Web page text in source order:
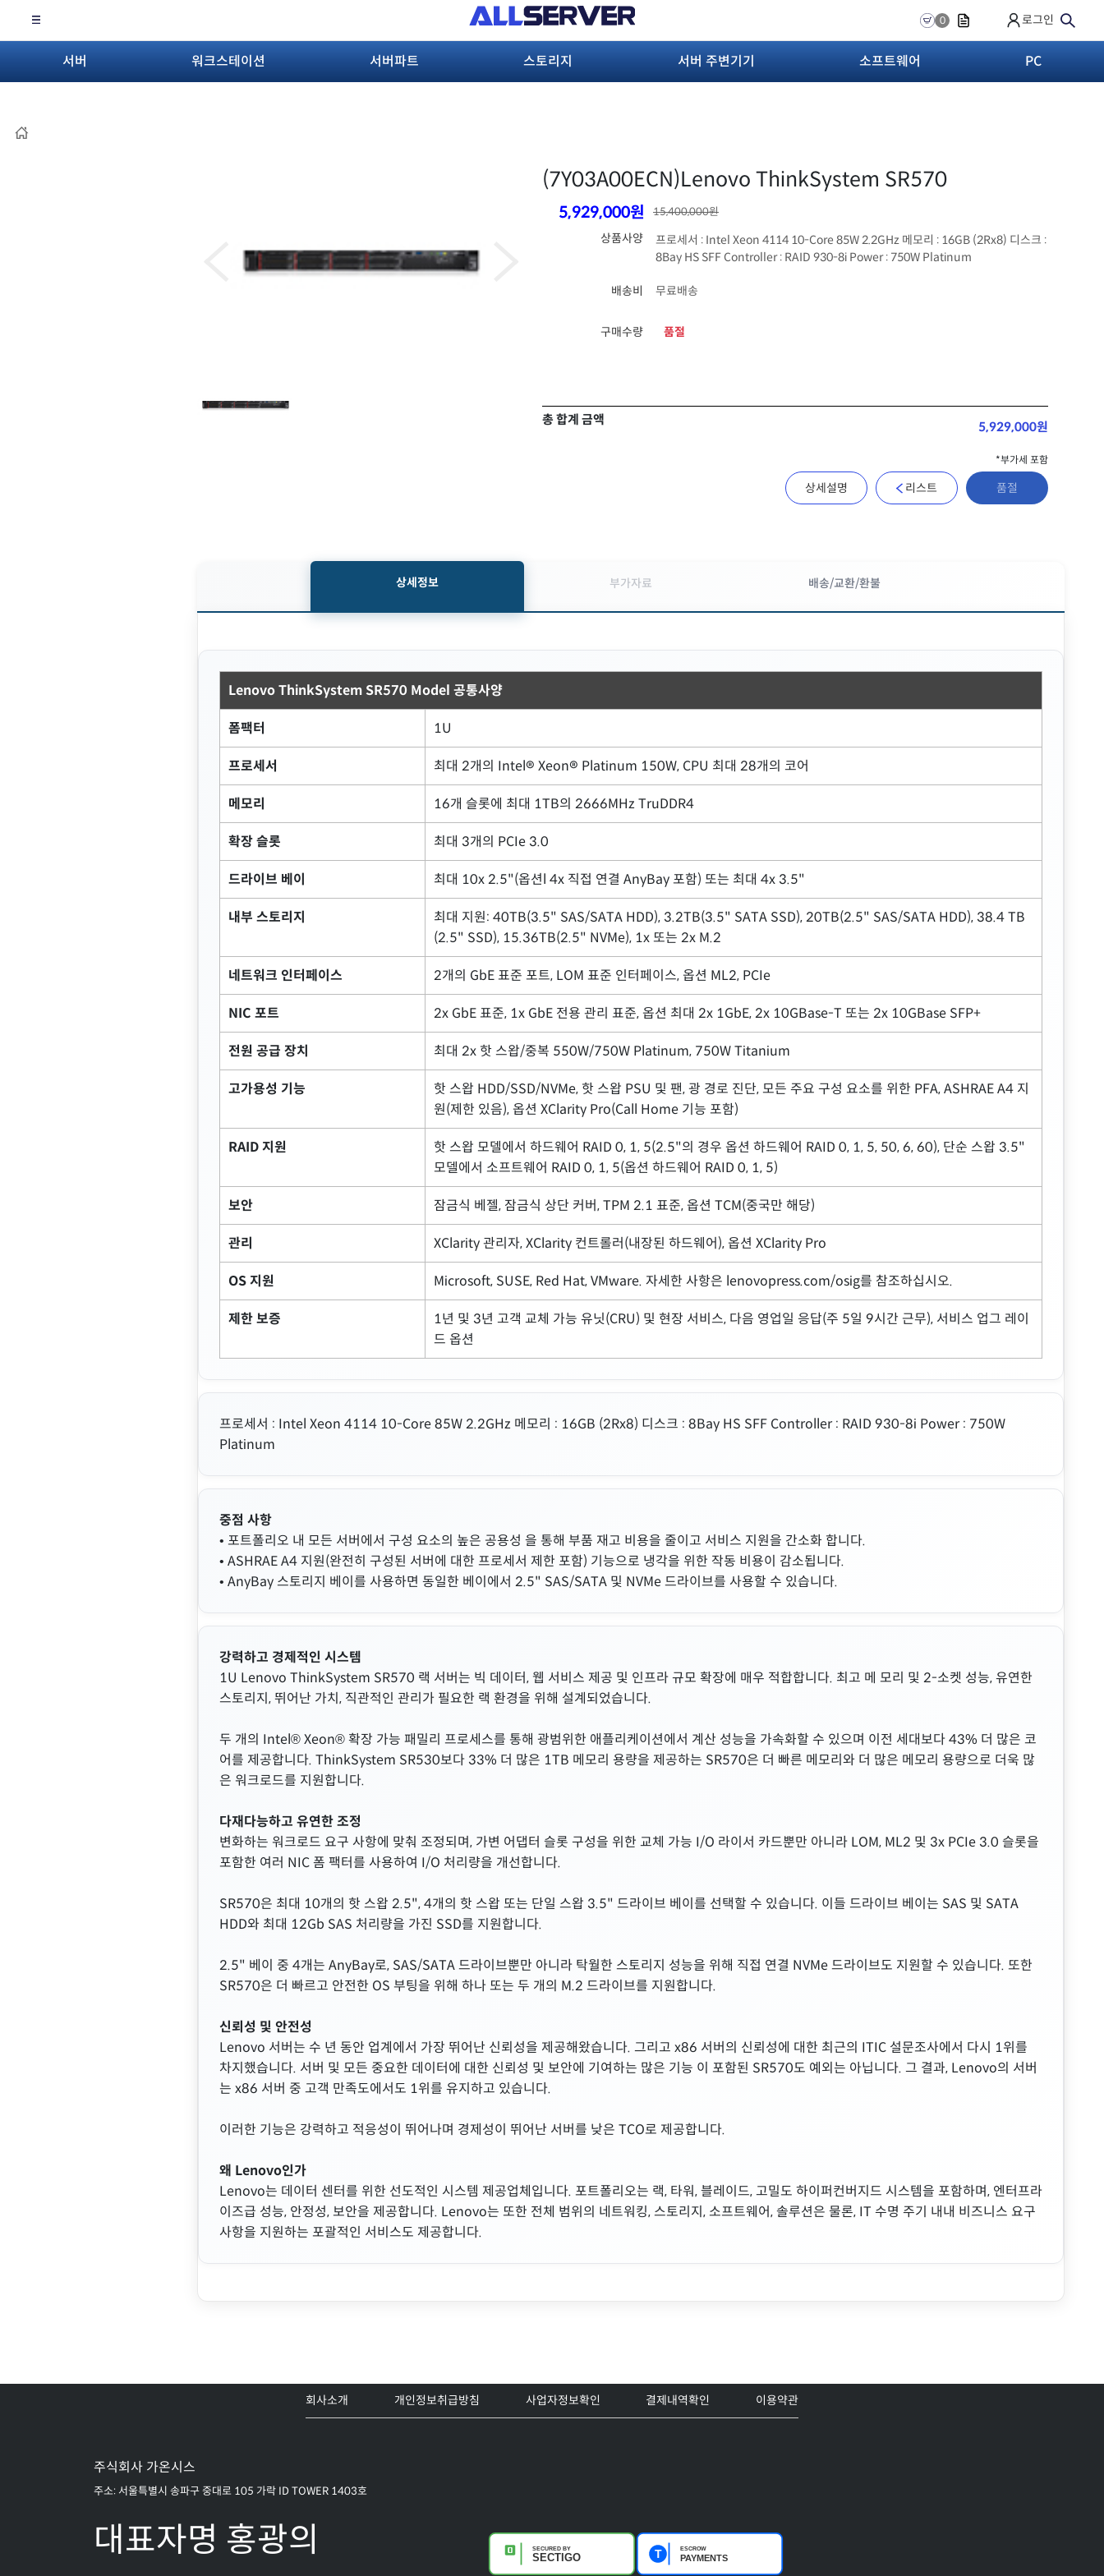
0 로그인
서버 워크스테이션 서버파트 스토리지 서버 주변기기 소프트웨어 PC
(7Y03A00ECN)Lenovo ThinkSystem SR570
5,929,000원 15,400,000원
상품사양
프로세서 : Intel Xeon 4114 10-Core 85W 2.2GHz 메모리 : 16GB (2Rx8) 디스크 :
8Bay HS SFF Controller : RAID 930-8i Power : 750W Platinum
배송비 무료배송
구매수량 품절
총 합계 금액 5,929,000원
*부가세 포함
상세설명 리스트 품절
상세정보 부가자료 배송/교환/환불
Lenovo ThinkSystem SR570 Model 공통사양
폼팩터 1U
프로세서 최대 2개의 Intel® Xeon® Platinum 150W, CPU 최대 28개의 코어
메모리 16개 슬롯에 최대 1TB의 2666MHz TruDDR4
확장 슬롯 최대 3개의 PCIe 3.0
드라이브 베이 최대 10x 2.5"(옵션l 4x 직접 연결 AnyBay 포함) 또는 최대 4x 3.5"
내부 스토리지
최대 지원: 40TB(3.5" SAS/SATA HDD), 3.2TB(3.5" SATA SSD), 20TB(2.5" SAS/SATA HDD), 38.4 TB
(2.5" SSD), 15.36TB(2.5" NVMe), 1x 또는 2x M.2
네트워크 인터페이스 2개의 GbE 표준 포트, LOM 표준 인터페이스, 옵션 ML2, PCIe
NIC 포트 2x GbE 표준, 1x GbE 전용 관리 표준, 옵션 최대 2x 1GbE, 2x 10GBase-T 또는 2x 10GBase SFP+
전원 공급 장치 최대 2x 핫 스왑/중복 550W/750W Platinum, 750W Titanium
고가용성 기능
핫 스왑 HDD/SSD/NVMe, 핫 스왑 PSU 및 팬, 광 경로 진단, 모든 주요 구성 요소를 위한 PFA, ASHRAE A4 지
원(제한 있음), 옵션 XClarity Pro(Call Home 기능 포함)
RAID 지원
핫 스왑 모델에서 하드웨어 RAID 0, 1, 5(2.5"의 경우 옵션 하드웨어 RAID 0, 1, 5, 50, 6, 60), 단순 스왑 3.5"
모델에서 소프트웨어 RAID 0, 1, 5(옵션 하드웨어 RAID 0, 1, 5)
보안 잠금식 베젤, 잠금식 상단 커버, TPM 2.1 표준, 옵션 TCM(중국만 해당)
관리 XClarity 관리자, XClarity 컨트롤러(내장된 하드웨어), 옵션 XClarity Pro
OS 지원 Microsoft, SUSE, Red Hat, VMware. 자세한 사항은 lenovopress.com/osig를 참조하십시오.
제한 보증
1년 및 3년 고객 교체 가능 유닛(CRU) 및 현장 서비스, 다음 영업일 응답(주 5일 9시간 근무), 서비스 업그 레이
드 옵션
프로세서 : Intel Xeon 4114 10-Core 85W 2.2GHz 메모리 : 16GB (2Rx8) 디스크 : 8Bay HS SFF Controller : RAID 930-8i Power : 750W
Platinum
중점 사항
• 포트폴리오 내 모든 서버에서 구성 요소의 높은 공용성 을 통해 부품 재고 비용을 줄이고 서비스 지원을 간소화 합니다.
• ASHRAE A4 지원(완전히 구성된 서버에 대한 프로세서 제한 포함) 기능으로 냉각을 위한 작동 비용이 감소됩니다.
• AnyBay 스토리지 베이를 사용하면 동일한 베이에서 2.5" SAS/SATA 및 NVMe 드라이브를 사용할 수 있습니다.
강력하고 경제적인 시스템
1U Lenovo ThinkSystem SR570 랙 서버는 빅 데이터, 웹 서비스 제공 및 인프라 규모 확장에 매우 적합합니다. 최고 메 모리 및 2-소켓 성능, 유연한
스토리지, 뛰어난 가치, 직관적인 관리가 필요한 랙 환경을 위해 설계되었습니다.
두 개의 Intel® Xeon® 확장 가능 패밀리 프로세스를 통해 광범위한 애플리케이션에서 계산 성능을 가속화할 수 있으며 이전 세대보다 43% 더 많은 코
어를 제공합니다. ThinkSystem SR530보다 33% 더 많은 1TB 메모리 용량을 제공하는 SR570은 더 빠른 메모리와 더 많은 메모리 용량으로 더욱 많
은 워크로드를 지원합니다.
다재다능하고 유연한 조정
변화하는 워크로드 요구 사항에 맞춰 조정되며, 가변 어댑터 슬롯 구성을 위한 교체 가능 I/O 라이서 카드뿐만 아니라 LOM, ML2 및 3x PCIe 3.0 슬롯을
포함한 여러 NIC 폼 팩터를 사용하여 I/O 처리량을 개선합니다.
SR570은 최대 10개의 핫 스왑 2.5", 4개의 핫 스왑 또는 단일 스왑 3.5" 드라이브 베이를 선택할 수 있습니다. 이들 드라이브 베이는 SAS 및 SATA
HDD와 최대 12Gb SAS 처리량을 가진 SSD를 지원합니다.
2.5" 베이 중 4개는 AnyBay로, SAS/SATA 드라이브뿐만 아니라 탁월한 스토리지 성능을 위해 직접 연결 NVMe 드라이브도 지원할 수 있습니다. 또한
SR570은 더 빠르고 안전한 OS 부팅을 위해 하나 또는 두 개의 M.2 드라이브를 지원합니다.
신뢰성 및 안전성
Lenovo 서버는 수 년 동안 업계에서 가장 뛰어난 신뢰성을 제공해왔습니다. 그리고 x86 서버의 신뢰성에 대한 최근의 ITIC 설문조사에서 다시 1위를
차지했습니다. 서버 및 모든 중요한 데이터에 대한 신뢰성 및 보안에 기여하는 많은 기능 이 포함된 SR570도 예외는 아닙니다. 그 결과, Lenovo의 서버
는 x86 서버 중 고객 만족도에서도 1위를 유지하고 있습니다.
이러한 기능은 강력하고 적응성이 뛰어나며 경제성이 뛰어난 서버를 낮은 TCO로 제공합니다.
왜 Lenovo인가
Lenovo는 데이터 센터를 위한 선도적인 시스템 제공업체입니다. 포트폴리오는 랙, 타워, 블레이드, 고밀도 하이퍼컨버지드 시스템을 포함하며, 엔터프라
이즈급 성능, 안정성, 보안을 제공합니다. Lenovo는 또한 전체 범위의 네트워킹, 스토리지, 소프트웨어, 솔루션은 물론, IT 수명 주기 내내 비즈니스 요구
사항을 지원하는 포괄적인 서비스도 제공합니다.
회사소개 개인정보취급방침 사업자정보확인 결제내역확인 이용약관
주식회사 가온시스
주소: 서울특별시 송파구 중대로 105 가락 ID TOWER 1403호
대표자명 홍광의